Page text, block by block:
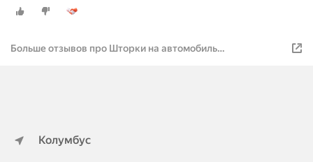
Больше отзывов про Шторки на автомобиль
Колумбус